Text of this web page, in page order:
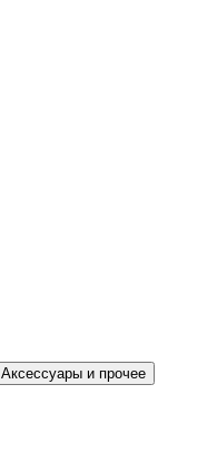
Аксессуары и прочее